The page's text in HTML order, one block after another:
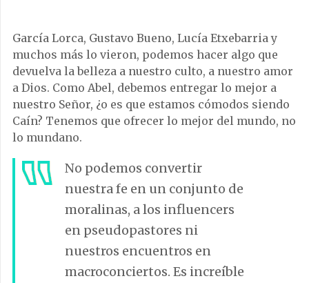
García Lorca, Gustavo Bueno, Lucía Etxebarria y
muchos más lo vieron, podemos hacer algo que
devuelva la belleza a nuestro culto, a nuestro amor
a Dios. Como Abel, debemos entregar lo mejor a
nuestro Señor, ¿o es que estamos cómodos siendo
Caín? Tenemos que ofrecer lo mejor del mundo, no
lo mundano.
No podemos convertir
nuestra fe en un conjunto de
moralinas, a los influencers
en pseudopastores ni
nuestros encuentros en
macroconciertos. Es increíble